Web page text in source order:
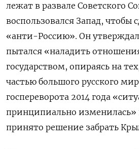
лежат в развале Советского
воспользовался Запад, чтобы
«анти-Россию». Он
пытался «наладить
государством, опираясь на
частью большого русского
госпереворота 2014 года
принципиально изменилась»
принято решение забрать